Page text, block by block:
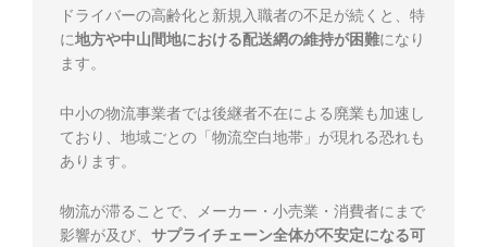
ドライバーの高齢化と新規入職者の不足が続くと、特
に地方や中山間地における配送網の維持が困難になり
ます。
中小の物流事業者では後継者不在による廃業も加速し
ており、地域ごとの「物流空白地帯」が現れる恐れも
あります。
物流が滞ることで、メーカー・小売業・消費者にまで
影響が及び、 サプライチェーン全体が不安定になる可